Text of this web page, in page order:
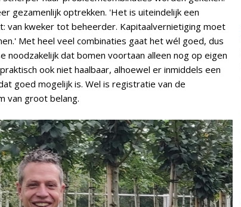
gezamenlijk optrekken. 'Het is uiteindelijk een
van kweker tot beheerder. Kapitaalvernietiging moet
Met heel veel combinaties gaat het wél goed, dus
dat bomen voortaan alleen nog op eigen
ook niet haalbaar, alhoewel er inmiddels een
goed mogelijk is. Wel is registratie van de
van groot belang.